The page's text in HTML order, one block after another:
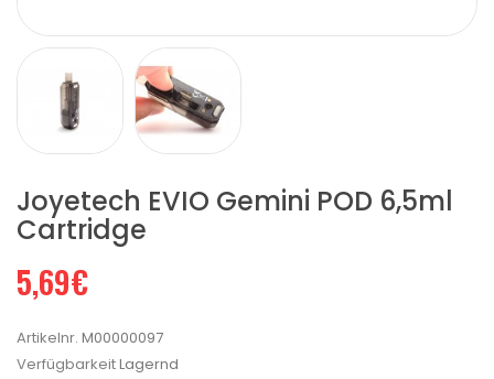
Joyetech EVIO Gemini POD 6,5ml
Cartridge
5,69€
Artikelnr. M00000097
VerfügbarkeitLagernd